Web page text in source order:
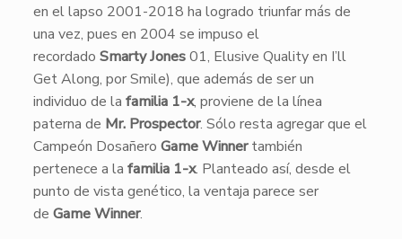
en el lapso 2001-2018 ha logrado triunfar más de
una vez, pues en 2004 se impuso el
recordado Smarty Jones01, Elusive Quality en I’ll
Get Along, por Smile), que además de ser un
individuo de la familia 1-x, proviene de la línea
paterna de Mr. Prospector. Sólo resta agregar que el
Campeón Dosañero Game Winnertambién
pertenece a la familia 1-x. Planteado así, desde el
punto de vista genético, la ventaja parece ser
de Game Winner.